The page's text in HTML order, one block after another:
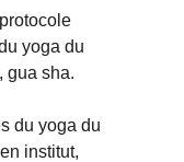
yoga du
gua sha.
du yoga du
institut,